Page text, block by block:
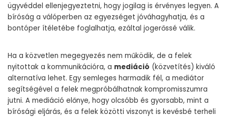
ügyvéddel ellenjegyeztetni, hogy jogilag is érvényes legyen. A
bíróság a válóperben az egyezséget jóváhagyhatja, és a
bontóper ítéletébe foglalhatja, ezáltal jogerőssé válik.
Ha a közvetlen megegyezés nem működik, de a felek
nyitottak a kommunikációra, a mediáció (közvetítés) kiváló
alternatíva lehet. Egy semleges harmadik fél, a mediátor
segítségével a felek megpróbálhatnak kompromisszumra
jutni. A mediáció előnye, hogy olcsóbb és gyorsabb, mint a
bírósági eljárás, és a felek közötti viszonyt is kevésbé terheli